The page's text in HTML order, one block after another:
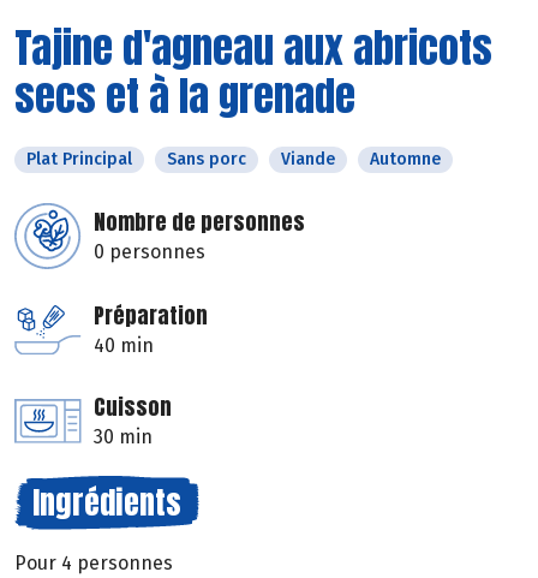
Tajine d'agneau aux abricots
secs et à la grenade
Plat Principal Sans porc Viande Automne
Nombre de personnes
0 personnes
Préparation
40 min
Cuisson
30 min
Ingrédients
Pour 4 personnes